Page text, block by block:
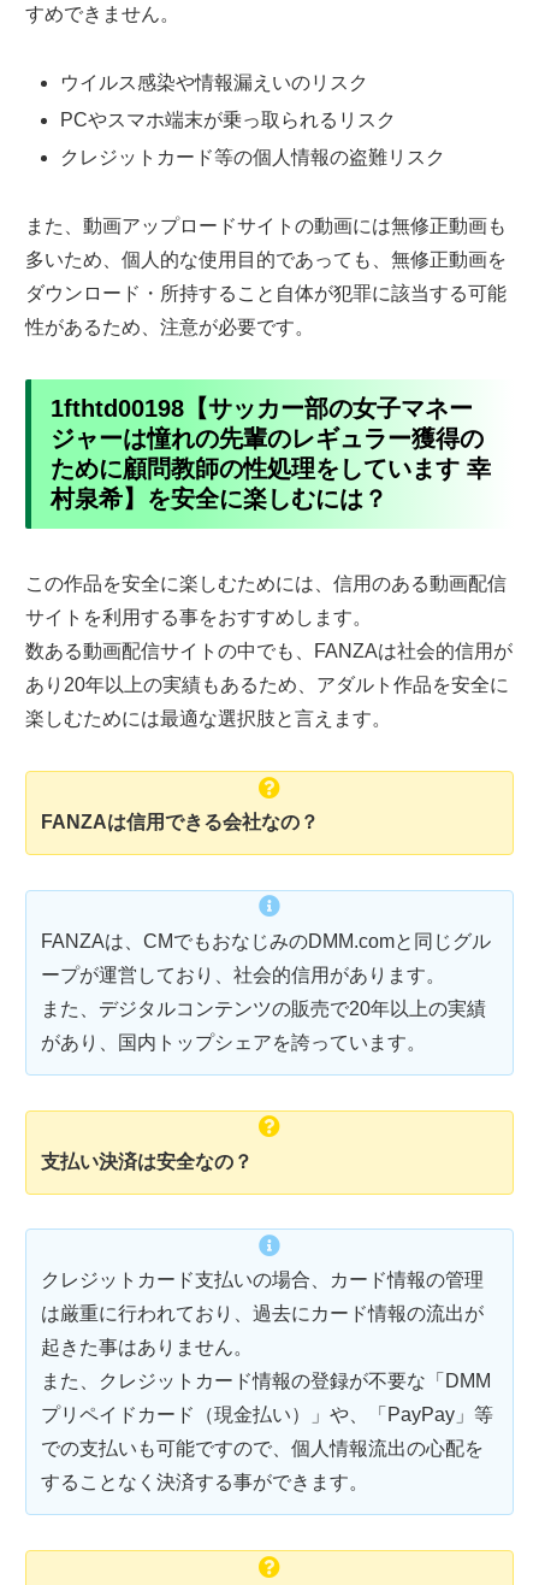
すめできません。
ウイルス感染や情報漏えいのリスク
PCやスマホ端末が乗っ取られるリスク
クレジットカード等の個人情報の盗難リスク
また、動画アップロードサイトの動画には無修正動画も
多いため、個人的な使用目的であっても、無修正動画を
ダウンロード・所持すること自体が犯罪に該当する可能
性があるため、注意が必要です。
1fthtd00198【サッカー部の女子マネー
ジャーは憧れの先輩のレギュラー獲得の
ために顧問教師の性処理をしています 幸
村泉希】を安全に楽しむには？
この作品を安全に楽しむためには、信用のある動画配信
サイトを利用する事をおすすめします。
数ある動画配信サイトの中でも、FANZAは社会的信用が
あり20年以上の実績もあるため、アダルト作品を安全に
楽しむためには最適な選択肢と言えます。
FANZAは信用できる会社なの？
FANZAは、CMでもおなじみのDMM.comと同じグル
ープが運営しており、社会的信用があります。
また、デジタルコンテンツの販売で20年以上の実績
があり、国内トップシェアを誇っています。
支払い決済は安全なの？
クレジットカード支払いの場合、カード情報の管理
は厳重に行われており、過去にカード情報の流出が
起きた事はありません。
また、クレジットカード情報の登録が不要な「DMM
プリペイドカード（現金払い）」や、「PayPay」等
での支払いも可能ですので、個人情報流出の心配を
することなく決済する事ができます。